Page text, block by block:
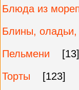
Блюда из
Блины, оладьи,
Пельмени
[13]
Торты
[123]